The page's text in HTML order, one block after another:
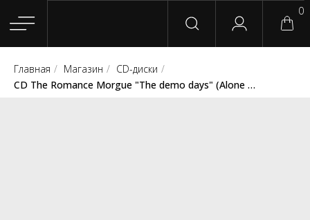
Главная Магазин Группы
Главная / Магазин / CD-диски /
CD The Romance Morgue "The demo days" (Alone Records)